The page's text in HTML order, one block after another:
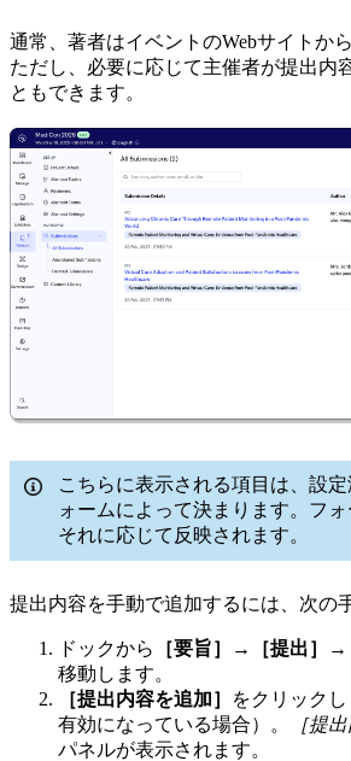
通常、著者はイベントのWebサイトか
ただし、必要に応じて主催者が提出内
ともできます。
こちらに表示される項目は、設
ォームによって決まります。フォ
それに応じて反映されます。
提出内容を手動で追加するには、次の
ドックから ［要旨］→［提出］→
移動します。
［提出内容を追加］
をクリック
有効になっている場合）。
［提
パネルが表示されます。